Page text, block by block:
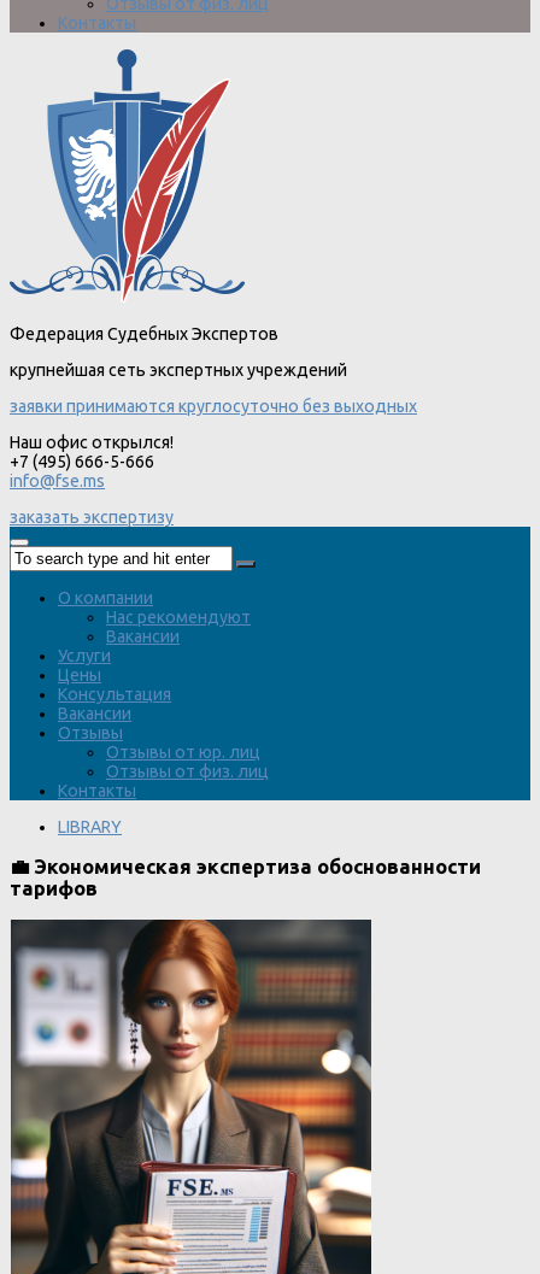
Отзывы от физ. лиц
Контакты
Федерация Судебных Экспертов
крупнейшая сеть экспертных учреждений
заявки принимаются круглосуточно без выходных
Наш офис открылся!
+7 (495) 666-5-666
info@fse.ms
заказать экспертизу
О компании
Нас рекомендуют
Вакансии
Услуги
Цены
Консультация
Вакансии
Отзывы
Отзывы от юр. лиц
Отзывы от физ. лиц
Контакты
LIBRARY
💼 Экономическая экспертиза обоснованности
тарифов